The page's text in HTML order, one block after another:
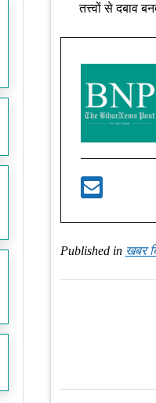
तत्त्वों से दबाव
Published in खबर